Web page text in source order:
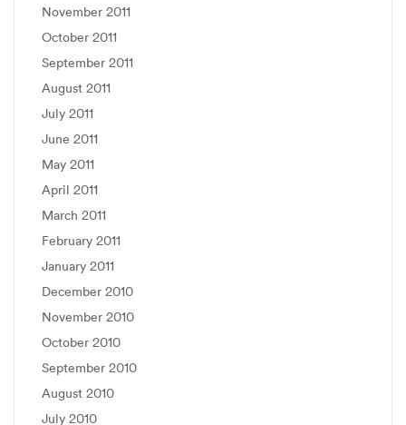
November 2011
October 2011
September 2011
August 2011
July 2011
June 2011
May 2011
April 2011
March 2011
February 2011
January 2011
December 2010
November 2010
October 2010
September 2010
August 2010
July 2010